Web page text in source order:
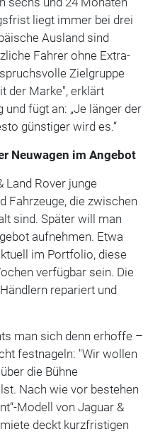
liegt immer bei drei
Ausland sind
Fahrer ohne Extra-
Zielgruppe
der Marke", erklärt
fügt an: „Je länger der
günstiger wird es.“
Neuwagen im Angebot
Land Rover junge
Fahrzeuge, die zwischen
sind. Später will man
aufnehmen. Etwa
im Portfolio, diese
verfügbar sein. Die
repariert und
man sich denn erhoffe –
festnageln: "Wir wollen
die Bühne
Nach wie vor bestehen
Modell von Jaguar &
deckt kurzfristigen